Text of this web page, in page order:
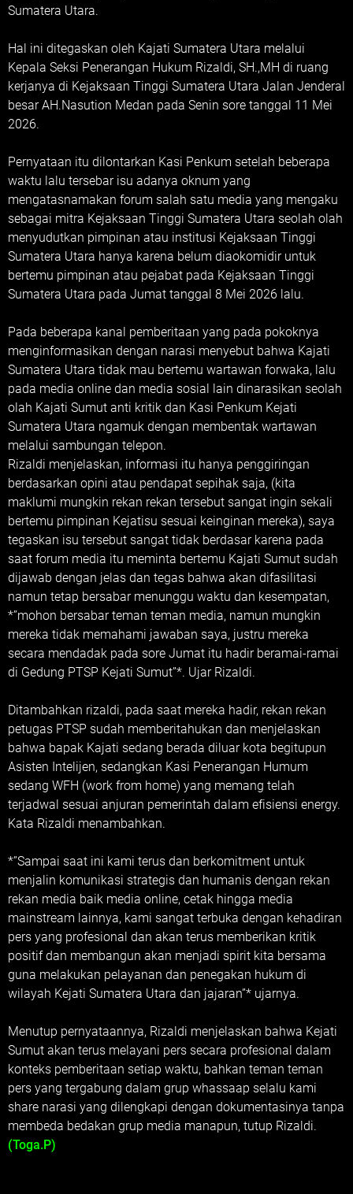
Sumatera Utara.
Hal ini ditegaskan oleh Kajati Sumatera Utara melalui
Kepala Seksi Penerangan Hukum Rizaldi, SH.,MH di ruang
kerjanya di Kejaksaan Tinggi Sumatera Utara Jalan Jenderal
besar AH.Nasution Medan pada Senin sore tanggal 11 Mei
2026.
Pernyataan itu dilontarkan Kasi Penkum setelah beberapa
waktu lalu tersebar isu adanya oknum yang
mengatasnamakan forum salah satu media yang mengaku
sebagai mitra Kejaksaan Tinggi Sumatera Utara seolah olah
menyudutkan pimpinan atau institusi Kejaksaan Tinggi
Sumatera Utara hanya karena belum diaokomidir untuk
bertemu pimpinan atau pejabat pada Kejaksaan Tinggi
Sumatera Utara pada Jumat tanggal 8 Mei 2026 lalu.
Pada beberapa kanal pemberitaan yang pada pokoknya
menginformasikan dengan narasi menyebut bahwa Kajati
Sumatera Utara tidak mau bertemu wartawan forwaka, lalu
pada media online dan media sosial lain dinarasikan seolah
olah Kajati Sumut anti kritik dan Kasi Penkum Kejati
Sumatera Utara ngamuk dengan membentak wartawan
melalui sambungan telepon.
Rizaldi menjelaskan, informasi itu hanya penggiringan
berdasarkan opini atau pendapat sepihak saja, (kita
maklumi mungkin rekan rekan tersebut sangat ingin sekali
bertemu pimpinan Kejatisu sesuai keinginan mereka), saya
tegaskan isu tersebut sangat tidak berdasar karena pada
saat forum media itu meminta bertemu Kajati Sumut sudah
dijawab dengan jelas dan tegas bahwa akan difasilitasi
namun tetap bersabar menunggu waktu dan kesempatan,
*”mohon bersabar teman teman media, namun mungkin
mereka tidak memahami jawaban saya, justru mereka
secara mendadak pada sore Jumat itu hadir beramai-ramai
di Gedung PTSP Kejati Sumut”*. Ujar Rizaldi.
Ditambahkan rizaldi, pada saat mereka hadir, rekan rekan
petugas PTSP sudah memberitahukan dan menjelaskan
bahwa bapak Kajati sedang berada diluar kota begitupun
Asisten Intelijen, sedangkan Kasi Penerangan Humum
sedang WFH (work from home) yang memang telah
terjadwal sesuai anjuran pemerintah dalam efisiensi energy.
Kata Rizaldi menambahkan.
*”Sampai saat ini kami terus dan berkomitment untuk
menjalin komunikasi strategis dan humanis dengan rekan
rekan media baik media online, cetak hingga media
mainstream lainnya, kami sangat terbuka dengan kehadiran
pers yang profesional dan akan terus memberikan kritik
positif dan membangun akan menjadi spirit kita bersama
guna melakukan pelayanan dan penegakan hukum di
wilayah Kejati Sumatera Utara dan jajaran”* ujarnya.
Menutup pernyataannya, Rizaldi menjelaskan bahwa Kejati
Sumut akan terus melayani pers secara profesional dalam
konteks pemberitaan setiap waktu, bahkan teman teman
pers yang tergabung dalam grup whassaap selalu kami
share narasi yang dilengkapi dengan dokumentasinya tanpa
membeda bedakan grup media manapun, tutup Rizaldi.
(Toga.P)